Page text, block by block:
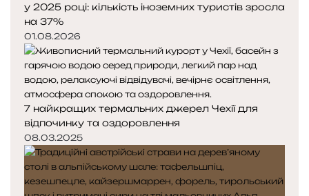
у 2025 році: кількість іноземних туристів зросла
на 37%
01.08.2026
7 найкращих термальних джерел Чехії для
відпочинку та оздоровлення
08.03.2025